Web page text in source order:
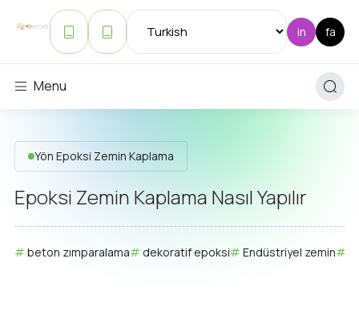
Menu
Yön Epoksi Zemin Kaplama
Epoksi Zemin Kaplama Nasıl Yapılır
beton zımparalama dekoratif epoksi Endüstriyel zemin